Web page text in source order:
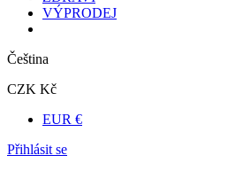
VÝPRODEJ
Čeština
CZK Kč
EUR €
Přihlásit se